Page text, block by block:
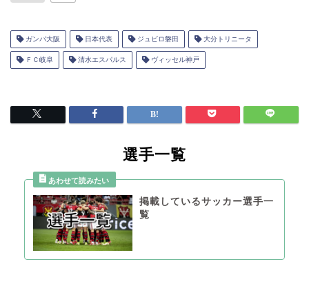
ガンバ大阪 日本代表 ジュビロ磐田 大分トリニータ
ＦＣ岐阜 清水エスパルス ヴィッセル神戸
選手一覧
掲載しているサッカー選手一
覧